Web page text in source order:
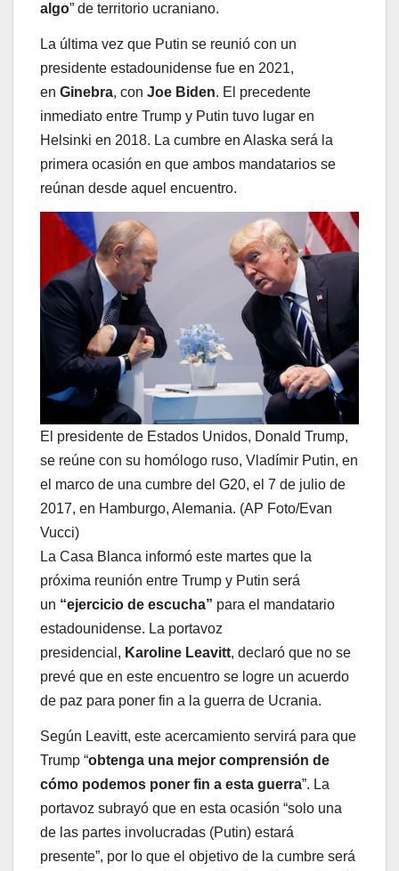
algo” de territorio ucraniano.
La última vez que Putin se reunió con un
presidente estadounidense fue en 2021,
en Ginebra, con Joe Biden. El precedente
inmediato entre Trump y Putin tuvo lugar en
Helsinki en 2018. La cumbre en Alaska será la
primera ocasión en que ambos mandatarios se
reúnan desde aquel encuentro.
El presidente de Estados Unidos, Donald Trump,
se reúne con su homólogo ruso, Vladímir Putin, en
el marco de una cumbre del G20, el 7 de julio de
2017, en Hamburgo, Alemania. (AP Foto/Evan
Vucci)
La Casa Blanca informó este martes que la
próxima reunión entre Trump y Putin será
un “ejercicio de escucha” para el mandatario
estadounidense. La portavoz
presidencial, Karoline Leavitt, declaró que no se
prevé que en este encuentro se logre un acuerdo
de paz para poner fin a la guerra de Ucrania.
Según Leavitt, este acercamiento servirá para que
Trump “obtenga una mejor comprensión de
cómo podemos poner fin a esta guerra”. La
portavoz subrayó que en esta ocasión “solo una
de las partes involucradas (Putin) estará
presente”, por lo que el objetivo de la cumbre será